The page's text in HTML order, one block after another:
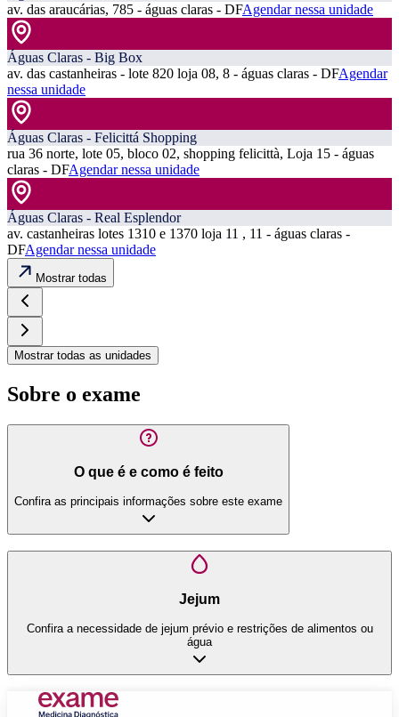
av. das araucárias, 785 - águas claras - DFAgendar nessa unidade
Águas Claras - Big Box
av. das castanheiras - lote 820 loja 08, 8 - águas claras - DFAgendar
nessa unidade
Águas Claras - Felicittá Shopping
rua 36 norte, lote 05, bloco 02, shopping felicittà, Loja 15 - águas
claras - DFAgendar nessa unidade
Águas Claras - Real Esplendor
av. castanheiras lotes 1310 e 1370 loja 11 , 11 - águas claras -
DFAgendar nessa unidade
Mostrar todas
Mostrar todas as unidades
Sobre o exame
O que é e como é feito
Confira as principais informações sobre este exame
Jejum
Confira a necessidade de jejum prévio e restrições de alimentos ou
água